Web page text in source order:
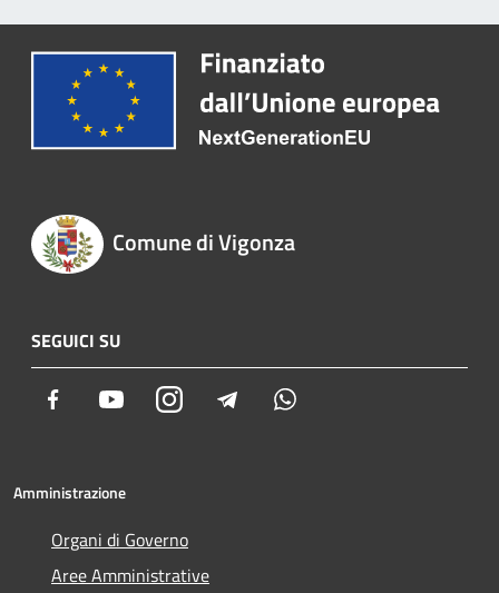
Comune di Vigonza
SEGUICI SU
Facebook YoutubeInstagram Telegram
Amministrazione
Organi di Governo
Aree Amministrative